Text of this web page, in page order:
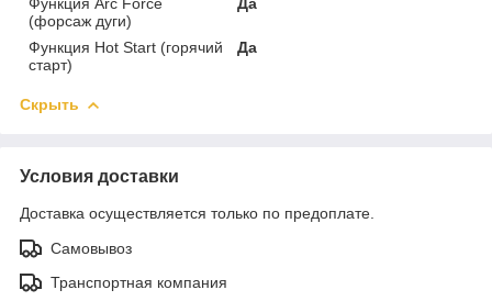
(форсаж дуги)
Функция Hot Start (горячий
старт)
Да
Скрыть
Условия доставки
Доставка осуществляется только по предоплате.
Самовывоз
Транспортная компания